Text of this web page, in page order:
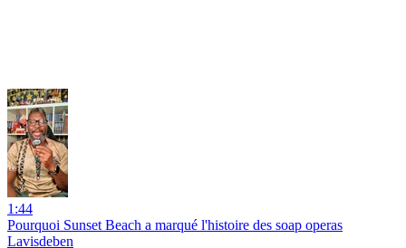
1:44
Pourquoi Sunset Beach a marqué l'histoire des soap operas
Lavisdeben